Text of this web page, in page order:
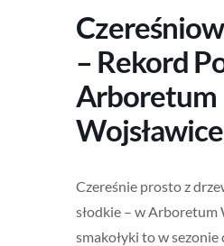
– Rekord
Arboretum
Wojsławice
Czereśnie prosto z
słodkie – w Arboretum
smakołyki to w sezonie